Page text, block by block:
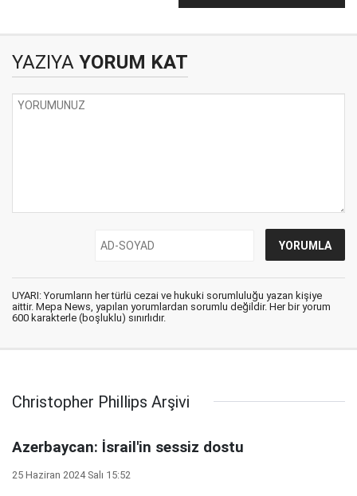
iflası
YAZIYA YORUM KAT
UYARI: Yorumların her türlü cezai ve hukuki sorumluluğu yazan kişiye
aittir. Mepa News, yapılan yorumlardan sorumlu değildir. Her bir yorum
600 karakterle (boşluklu) sınırlıdır.
Christopher Phillips Arşivi
Azerbaycan: İsrail'in sessiz dostu
25 Haziran 2024 Salı 15:52